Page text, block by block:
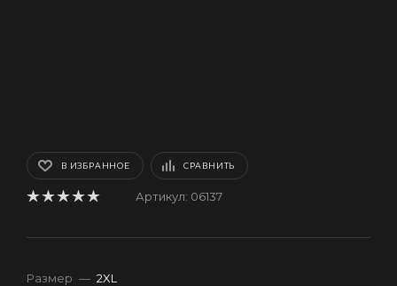
В ИЗБРАННОЕ СРАВНИТЬ
Артикул: 06137
Размер — 2XL